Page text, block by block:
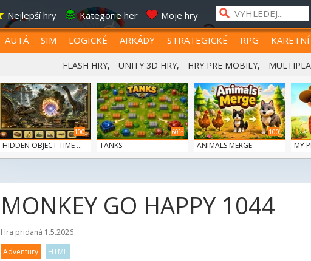
Nejlepší hry Kategorie her Moje hry
AUTÁ SIM LOGICKÉ ARKÁDY STRATEGICKÉ RPG KARETNÍ
FLASH HRY, UNITY 3D HRY, HRY PRE MOBILY,
100
HIDDEN OBJECT TIME ...
60%
TANKS
100
ANIMALS MERGE MY
MONKEY GO HAPPY 1044
Hra pridaná 1.5.2026
Adventury
HTML